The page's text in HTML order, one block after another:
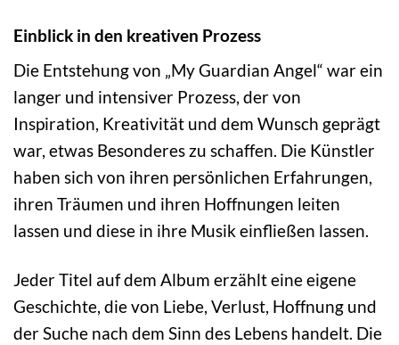
Einblick in den kreativen Prozess
Die Entstehung von „My Guardian Angel“ war ein
langer und intensiver Prozess, der von
Inspiration, Kreativität und dem Wunsch geprägt
war, etwas Besonderes zu schaffen. Die Künstler
haben sich von ihren persönlichen Erfahrungen,
ihren Träumen und ihren Hoffnungen leiten
lassen und diese in ihre Musik einfließen lassen.
Jeder Titel auf dem Album erzählt eine eigene
Geschichte, die von Liebe, Verlust, Hoffnung und
der Suche nach dem Sinn des Lebens handelt. Die